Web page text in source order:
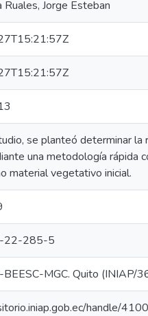
Ruales, Jorge Esteban
se planteó determinar la
una metodología rápida
material vegetativo inicial.
22-285-5
MGC. Quito (INIAP/
handle/